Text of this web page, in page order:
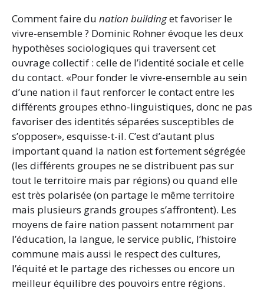
Comment faire du nation buildinget favoriser le
vivre-ensemble ? Dominic Rohner évoque les deux
hypothèses sociologiques qui traversent cet
ouvrage collectif : celle de l’identité sociale et celle
du contact. «Pour fonder le vivre-ensemble au sein
d’une nation il faut renforcer le contact entre les
différents groupes ethno-linguistiques, donc ne pas
favoriser des identités séparées susceptibles de
s’opposer», esquisse-t-il. C’est d’autant plus
important quand la nation est fortement ségrégée
(les différents groupes ne se distribuent pas sur
tout le territoire mais par régions) ou quand elle
est très polarisée (on partage le même territoire
mais plusieurs grands groupes s’affrontent). Les
moyens de faire nation passent notamment par
l’éducation, la langue, le service public, l’histoire
commune mais aussi le respect des cultures,
l’équité et le partage des richesses ou encore un
meilleur équilibre des pouvoirs entre régions.